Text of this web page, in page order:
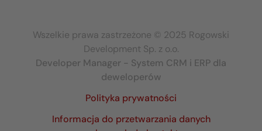
Wszelkie prawa zastrzeżone © 2025 Rogowski
Development Sp. z o.o.
Developer Manager - System CRM i ERP dla
deweloperów
Polityka prywatności
Informacja do przetwarzania danych